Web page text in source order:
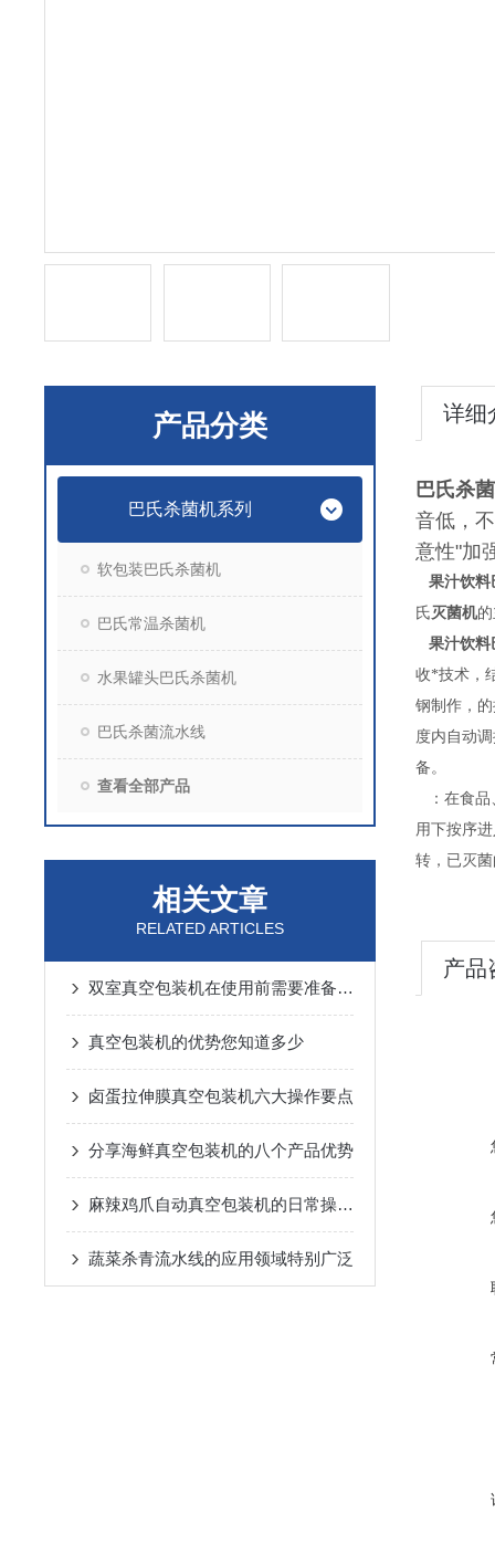
产品分类
巴氏杀菌机系列
软包装巴氏杀菌机
巴氏常温杀菌机
水果罐头巴氏杀菌机
巴氏杀菌流水线
查看全部产品
相关文章
RELATED ARTICLES
双室真空包装机在使用前需要准备什么
真空包装机的优势您知道多少
卤蛋拉伸膜真空包装机六大操作要点
分享海鲜真空包装机的八个产品优势
麻辣鸡爪自动真空包装机的日常操作和维护
蔬菜杀青流水线的应用领域特别广泛
详细
巴氏杀
音低，
意性"加
果汁饮料
氏 灭菌机
果汁饮料
收*技术，
钢制作，
度内自动
备。
：在食
用下按序
转，已灭
产品